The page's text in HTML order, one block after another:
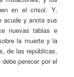
en el crisol. Y,
acude y anota sus
nuevas tablas e
la muerte y la
de las repúblicas,
perecer por el